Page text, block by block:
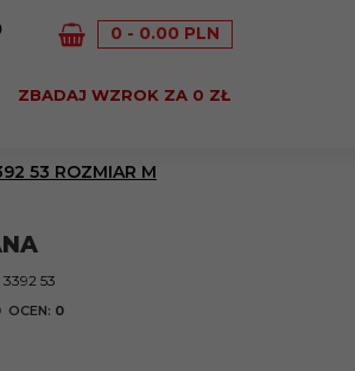
0 0.00 PLN
ZBADAJ WZROK ZA 0 ZŁ
53 ROZMIAR M
53
OCEN: 0